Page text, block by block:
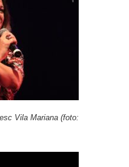
Vila Mariana (foto: